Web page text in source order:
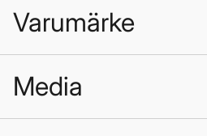
Varumärke
Media